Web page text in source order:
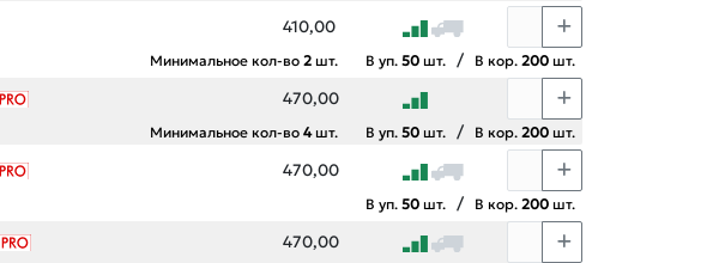
410,00
Минимальное кол-во 2 шт. В уп. 50 шт. / В кор. 200 шт.
470,00
Минимальное кол-во 4шт. В уп. 50 шт. / В кор. 200 шт.
470,00
В уп. 50 шт. / В кор. 200 шт.
470,00